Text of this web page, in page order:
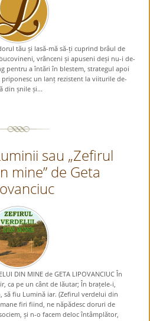
tău și lasă-mă să-ți cuprind brâul de
vrânceni și apuseni deși nu-i de-
pentru a întări în blestem, strategul apoi
priponesc un lanț rezistent la viiturile de-
din șnile și...
sau „Zefirul
mine” de Geta
DIN MINE de GETA LIPOVANCIUC În
ca pe un cânt de lăutar; În brațele-i,
fiu Lumină iar. (Zefirul verdelui din
firi fiind, ne năpădesc doruri de
și n-o facem deloc întâmplător,